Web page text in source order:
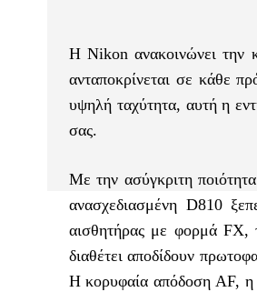
Η Nikon ανακοινώνει την
ανταποκρίνεται σε κάθε
υψηλή ταχύτητα, αυτή η
σας.
Με την ασύγκριτη
ανασχεδιασμένη D810
αισθητήρας με φορμά FX,
διαθέτει αποδίδουν
Η κορυφαία απόδοση AF, η